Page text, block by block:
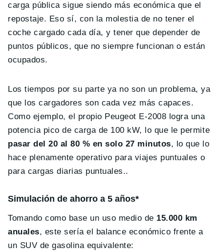
carga pública sigue siendo más económica que el
repostaje. Eso sí, con la molestia de no tener el
coche cargado cada día, y tener que depender de
puntos públicos, que no siempre funcionan o están
ocupados.
Los tiempos por su parte ya no son un problema, ya
que los cargadores son cada vez más capaces.
Como ejemplo, el propio Peugeot E-2008 logra una
potencia pico de carga de 100 kW, lo que le permite
pasar del 20 al 80 % en solo 27 minutos, lo que lo
hace plenamente operativo para viajes puntuales o
para cargas diarias puntuales..
Simulación de ahorro a 5 años*
Tomando como base un uso medio de 15.000 km
anuales, este sería el balance económico frente a
un SUV de gasolina equivalente: